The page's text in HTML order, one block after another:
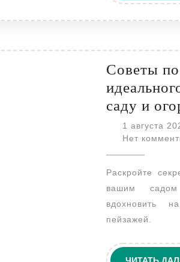
Советы
саду и
1 августа
Нет
Раскройте секреты природного ухода за
вашим
вдохновить
пейзажей.